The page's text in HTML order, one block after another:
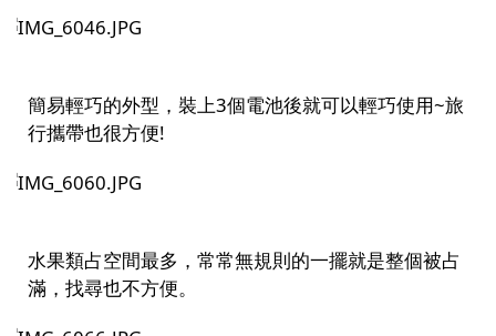
簡易輕巧的外型，裝上3個電池後就可以輕巧使用~旅
行攜帶也很方便!
水果類占空間最多，常常無規則的一擺就是整個被占
滿，找尋也不方便。